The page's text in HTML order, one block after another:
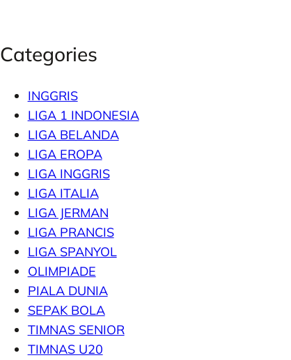
Categories
INGGRIS
LIGA 1 INDONESIA
LIGA BELANDA
LIGA EROPA
LIGA INGGRIS
LIGA ITALIA
LIGA JERMAN
LIGA PRANCIS
LIGA SPANYOL
OLIMPIADE
PIALA DUNIA
SEPAK BOLA
TIMNAS SENIOR
TIMNAS U20